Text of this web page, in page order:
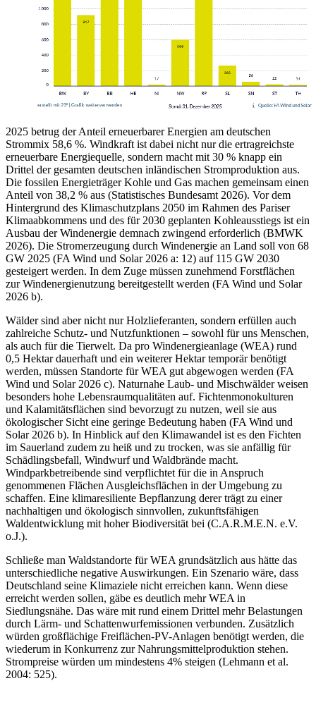
2025 betrug der Anteil erneuerbarer Energien am deutschen
Strommix 58,6 %. Windkraft ist dabei nicht nur die ertragreichste
erneuerbare Energiequelle, sondern macht mit 30 % knapp ein
Drittel der gesamten deutschen inländischen Stromproduktion aus.
Die fossilen Energieträger Kohle und Gas machen gemeinsam einen
Anteil von 38,2 % aus (Statistisches Bundesamt 2026). Vor dem
Hintergrund des Klimaschutzplans 2050 im Rahmen des Pariser
Klimaabkommens und des für 2030 geplanten Kohleausstiegs ist ein
Ausbau der Windenergie demnach zwingend erforderlich (BMWK
2026). Die Stromerzeugung durch Windenergie an Land soll von 68
GW 2025 (FA Wind und Solar 2026 a: 12) auf 115 GW 2030
gesteigert werden. In dem Zuge müssen zunehmend Forstflächen
zur Windenergienutzung bereitgestellt werden (FA Wind und Solar
2026 b).
Wälder sind aber nicht nur Holzlieferanten, sondern erfüllen auch
zahlreiche Schutz- und Nutzfunktionen – sowohl für uns Menschen,
als auch für die Tierwelt. Da pro Windenergieanlage (WEA) rund
0,5 Hektar dauerhaft und ein weiterer Hektar temporär benötigt
werden, müssen Standorte für WEA gut abgewogen werden (FA
Wind und Solar 2026 c). Naturnahe Laub- und Mischwälder weisen
besonders hohe Lebensraumqualitäten auf. Fichtenmonokulturen
und Kalamitätsflächen sind bevorzugt zu nutzen, weil sie aus
ökologischer Sicht eine geringe Bedeutung haben (FA Wind und
Solar 2026 b). In Hinblick auf den Klimawandel ist es den Fichten
im Sauerland zudem zu heiß und zu trocken, was sie anfällig für
Schädlingsbefall, Windwurf und Waldbrände macht.
Windparkbetreibende sind verpflichtet für die in Anspruch
genommenen Flächen Ausgleichsflächen in der Umgebung zu
schaffen. Eine klimaresiliente Bepflanzung derer trägt zu einer
nachhaltigen und ökologisch sinnvollen, zukunftsfähigen
Waldentwicklung mit hoher Biodiversität bei (C.A.R.M.E.N. e.V.
o.J.).
Schließe man Waldstandorte für WEA grundsätzlich aus hätte das
unterschiedliche negative Auswirkungen. Ein Szenario wäre, dass
Deutschland seine Klimaziele nicht erreichen kann. Wenn diese
erreicht werden sollen, gäbe es deutlich mehr WEA in
Siedlungsnähe. Das wäre mit rund einem Drittel mehr Belastungen
durch Lärm- und Schattenwurfemissionen verbunden. Zusätzlich
würden großflächige Freiflächen-PV-Anlagen benötigt werden, die
wiederum in Konkurrenz zur Nahrungsmittelproduktion stehen.
Strompreise würden um mindestens 4% steigen (Lehmann et al.
2004: 525).